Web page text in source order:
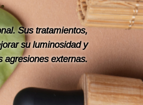
Sus tratamientos,
su luminosidad y
agresiones externas.